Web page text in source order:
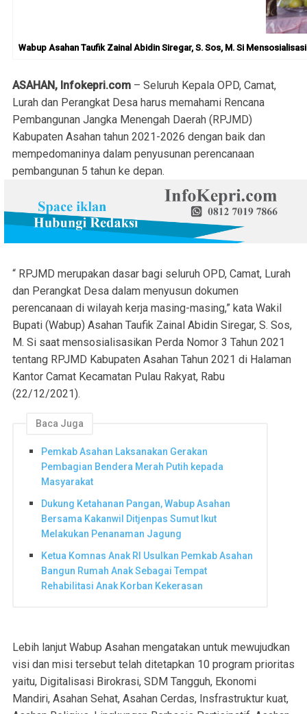
Wabup Asahan Taufik Zainal Abidin Siregar, S. Sos, M. Si
ASAHAN, Infokepri.com – Seluruh Kepala OPD, Camat,
Lurah dan Perangkat Desa harus memahami Rencana
Pembangunan Jangka Menengah Daerah (RPJMD)
Kabupaten Asahan tahun 2021-2026 dengan baik dan
mempedomaninya dalam penyusunan perencanaan
pembangunan 5 tahun ke depan.
“ RPJMD merupakan dasar bagi seluruh OPD, Camat, Lurah
dan Perangkat Desa dalam menyusun dokumen
perencanaan di wilayah kerja masing-masing,” kata Wakil
Bupati (Wabup) Asahan Taufik Zainal Abidin Siregar, S. Sos,
M. Si saat mensosialisasikan Perda Nomor 3 Tahun 2021
tentang RPJMD Kabupaten Asahan Tahun 2021 di Halaman
Kantor Camat Kecamatan Pulau Rakyat, Rabu
(22/12/2021).
Baca Juga
Pemkab Asahan Laksanakan Gerakan
Pembagian Bendera Merah Putih kepada
Masyarakat
Dukung Ketahanan Pangan, Wabup Asahan
Bersama Kakanwil Ditjenpas Sumut Ikut
Melakukan Penanaman Jagung
Ketua Komnas Anak RI Usulkan Pemkab Asahan
Bangun Rumah Anak Sebagai Tempat
Rehabilitasi Anak Korban Kekerasan
Lebih lanjut Wabup Asahan mengatakan untuk mewujudkan
visi dan misi tersebut telah ditetapkan 10 program prioritas
yaitu, Digitalisasi Birokrasi, SDM Tangguh, Ekonomi
Mandiri, Asahan Sehat, Asahan Cerdas, Insfrastruktur kuat,